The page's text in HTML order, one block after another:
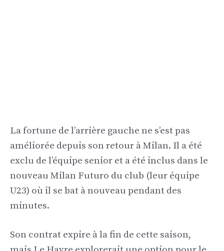
La fortune de l’arrière gauche ne s’est pas
améliorée depuis son retour à Milan. Il a été
exclu de l’équipe senior et a été inclus dans le
nouveau Milan Futuro du club (leur équipe
U23) où il se bat à nouveau pendant des
minutes.
Son contrat expire à la fin de cette saison,